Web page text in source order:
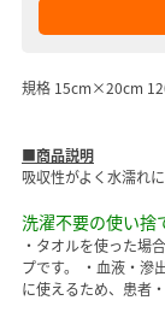
規格 15cm×20cm
■商品説明
吸収性がよく水濡れ
洗濯不要の使い捨
・タオルを使った場
プです。 ・血液・滲
に使えるため、患者